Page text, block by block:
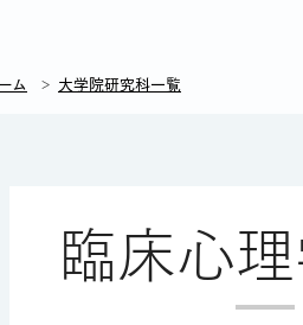
ム 大学院研究科一覧
臨床心